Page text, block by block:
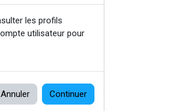
les profils
utilisateur pour
Annuler Continuer